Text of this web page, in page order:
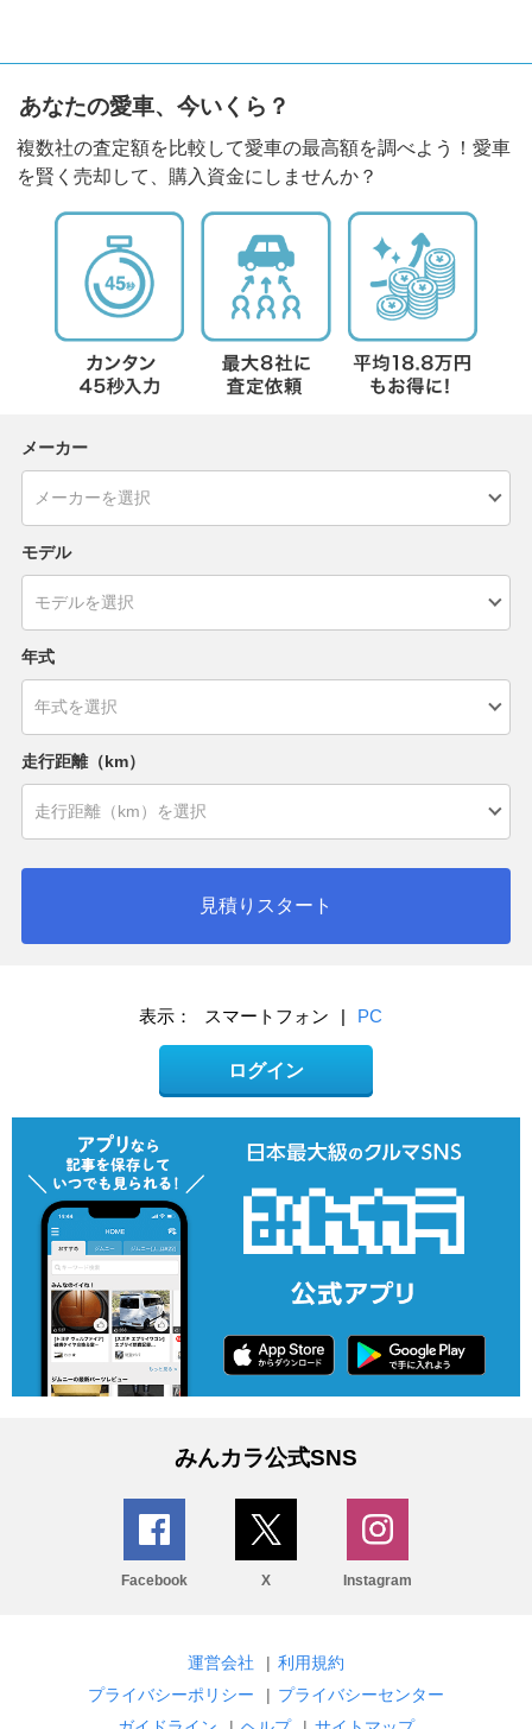
あなたの愛車、今いくら？
複数社の査定額を比較して愛車の最高額を調べよう！愛車
を賢く売却して、購入資金にしませんか？
メーカー
モデル
年式
走行距離（km）
見積りスタート
表示： スマートフォン | PC
ログイン
みんカラ公式SNS
Facebook X Instagram
運営会社 | 利用規約
プライバシーポリシー
| プライバシーセンター